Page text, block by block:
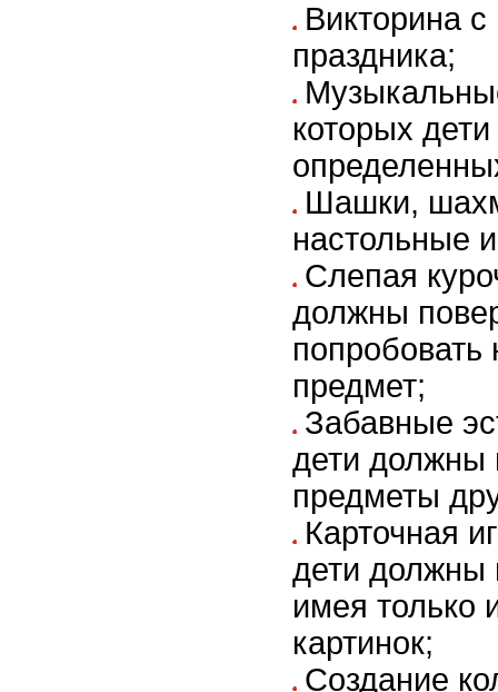
Викторина
праздника;
которых
Шашки,
настольные
Слепая
должны
попробовать
предмет;
Забавные
дети должны
предметы
Карточная
дети должны
имея только
картинок;
Создание